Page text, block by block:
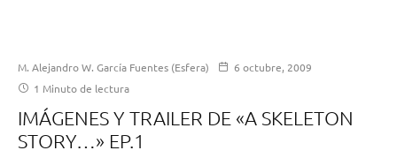
M. Alejandro W. García Fuentes (Esfera)
6 octubre, 2009
1 Minuto de lectura
IMÁGENES Y TRAILER DE «A SKELETON
STORY…» EP.1